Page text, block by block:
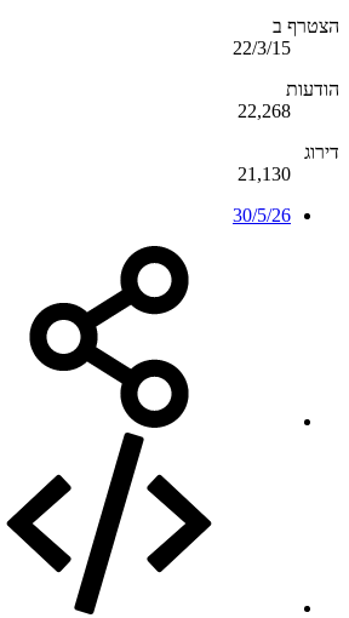
הצטרף ב
22/3/15
הודעות
22,268
דירוג
21,130
30/5/26